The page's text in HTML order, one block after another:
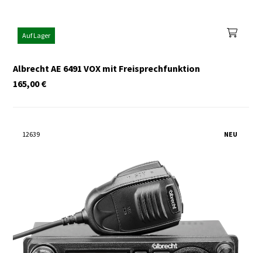
Auf Lager
Albrecht AE 6491 VOX mit Freisprechfunktion
€
165,00
NEU
12639